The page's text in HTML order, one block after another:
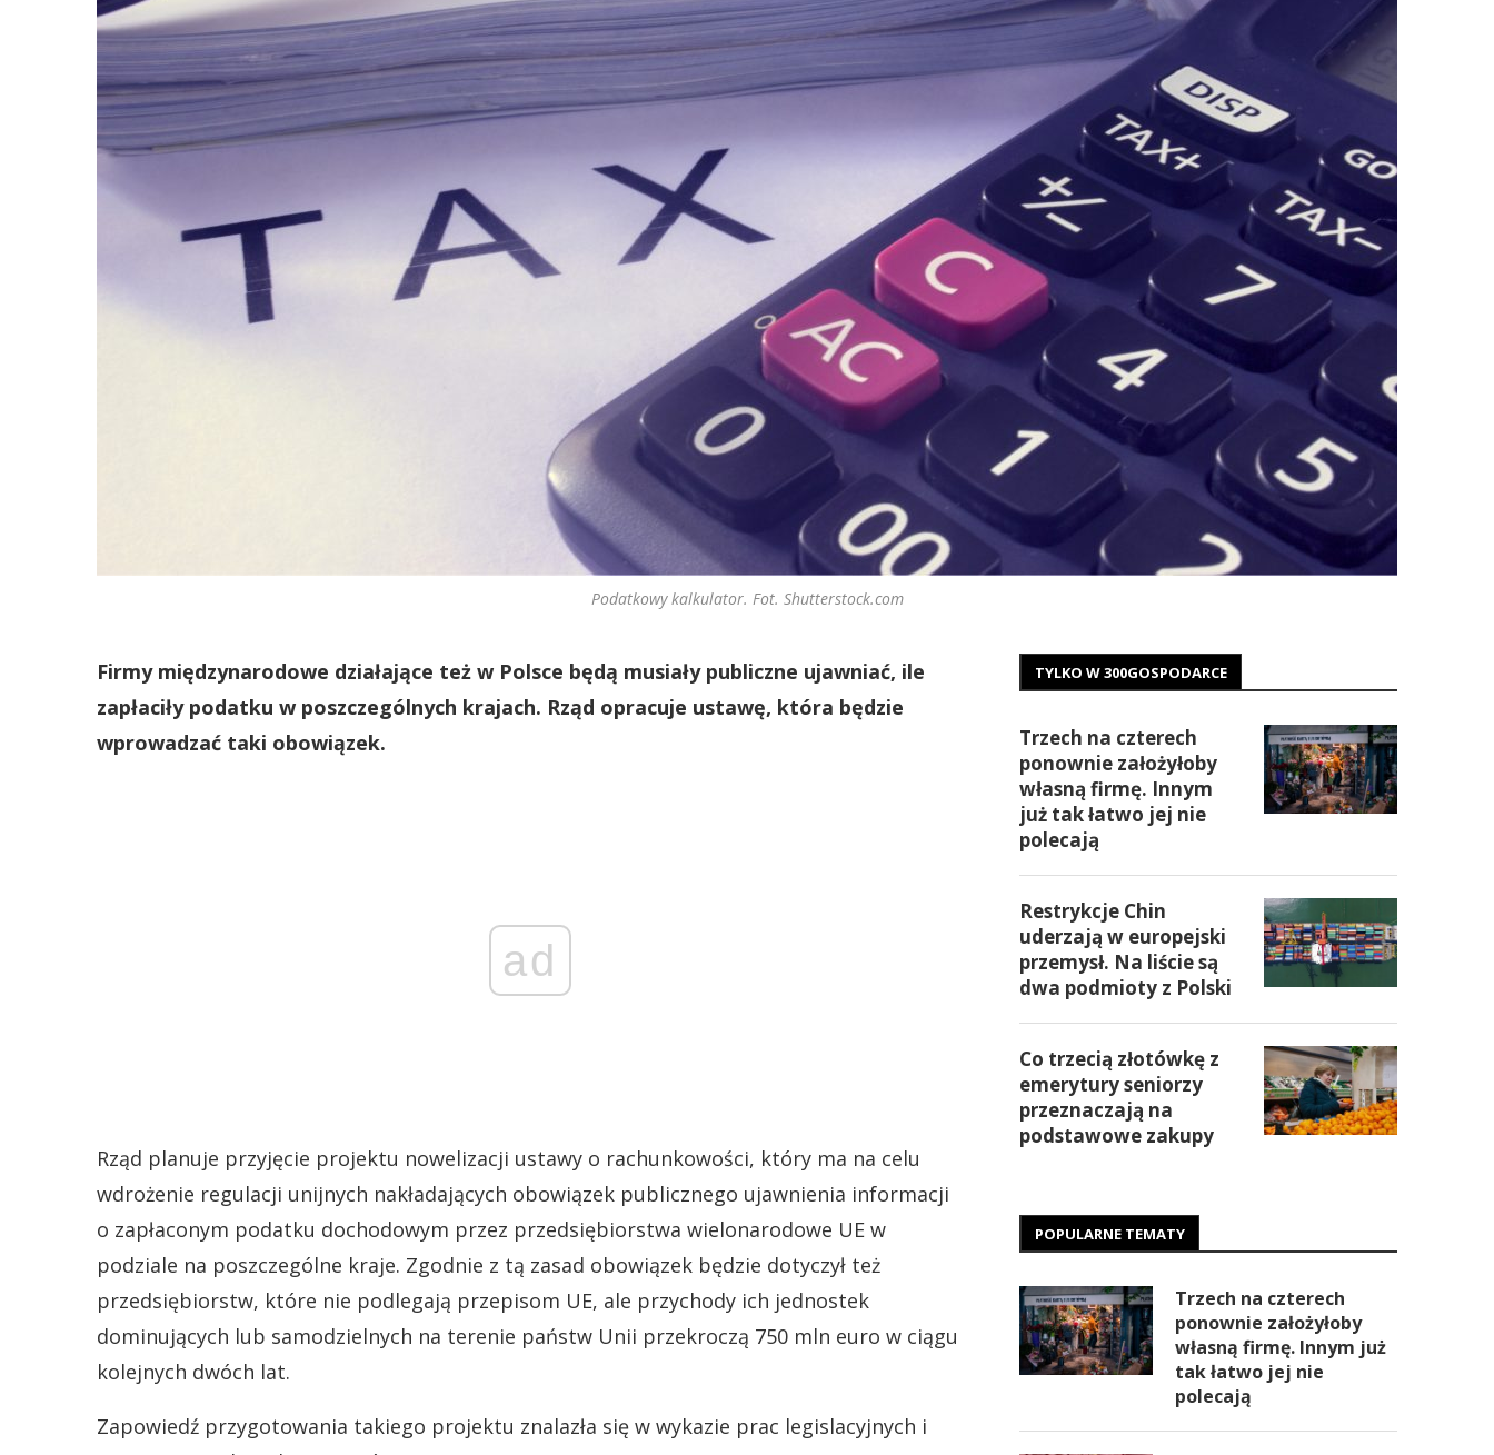
Podatkowy kalkulator. Fot. Shutterstock.com
Firmy międzynarodowe działające też w Polsce będą musiały publiczne ujawniać, ile
zapłaciły podatku w poszczególnych krajach. Rząd opracuje ustawę, która będzie
wprowadzać taki obowiązek.
ad
Rząd planuje przyjęcie projektu nowelizacji ustawy o rachunkowości, który ma na celu
wdrożenie regulacji unijnych nakładających obowiązek publicznego ujawnienia informacji
o zapłaconym podatku dochodowym przez przedsiębiorstwa wielonarodowe UE w
podziale na poszczególne kraje. Zgodnie z tą zasad obowiązek będzie dotyczył też
przedsiębiorstw, które nie podlegają przepisom UE, ale przychody ich jednostek
dominujących lub samodzielnych na terenie państw Unii przekroczą 750 mln euro w ciągu
kolejnych dwóch lat.
Zapowiedź przygotowania takiego projektu znalazła się w wykazie prac legislacyjnych i
TYLKO W 300GOSPODARCE
Trzech na czterech
ponownie założyłoby
własną firmę. Innym
już tak łatwo jej nie
polecają
Restrykcje Chin
uderzają w europejski
przemysł. Na liście są
dwa podmioty z Polski
Co trzecią złotówkę z
emerytury seniorzy
przeznaczają na
podstawowe zakupy
POPULARNE TEMATY
Trzech na czterech
ponownie założyłoby
własną firmę. Innym już
tak łatwo jej nie
polecają